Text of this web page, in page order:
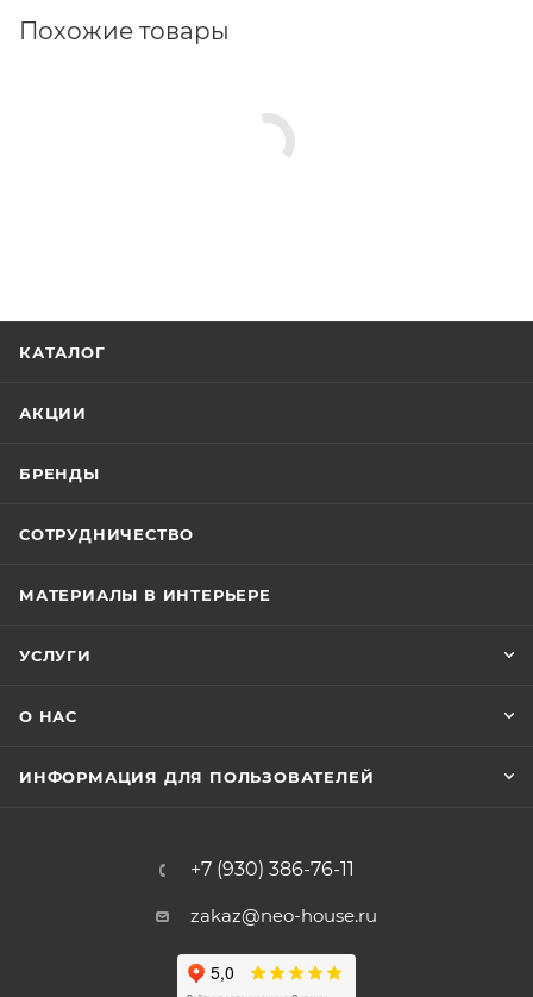
Похожие товары
КАТАЛОГ
АКЦИИ
БРЕНДЫ
СОТРУДНИЧЕСТВО
МАТЕРИАЛЫ В ИНТЕРЬЕРЕ
УСЛУГИ
О НАС
ИНФОРМАЦИЯ ДЛЯ ПОЛЬЗОВАТЕЛЕЙ
+7 (930) 386-76-11
zakaz@neo-house.ru